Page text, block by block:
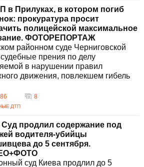
дорог, включая установку камер
и обустройство зон для
перехода пешеходами.
действия предпринимаются против
в смертельных ДТП?
виновных в смертельных ДТП
юридические действия,
судебные разбирательства с
строгих приговоров. Водители,
могут получить длительные сроки
и быть лишены водительских
общественность реагирует на случаи
ДТП?
активно реагирует на случаи
ДТП, часто требуя ужесточения
в Прилуках, в котором погиб
прокуратура просит
полицейской максимальное
ФОТОРЕПОРТАЖ
районном суде Черниговской
прения по делу
в нарушении правил
движения, повлекшем гибель
8
ДТП
Суд продлил содержание под
водителя-убийцы
до 5 сентября.
суд Киева продлил до 5